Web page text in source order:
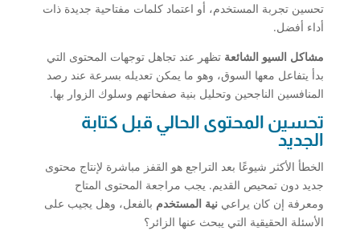
تحسين تجربة المستخدم، أو اعتماد كلمات مفتاحية جديدة ذات
أداء أفضل.
مشاكل السيو الشائعة تظهر عند تجاهل توجهات المحتوى التي
بدأ يتفاعل معها السوق، وهو ما يمكن تعديله بسرعة عند رصد
المنافسين الناجحين وتحليل بنية صفحاتهم وسلوك الزوار بها.
تحسين المحتوى الحالي قبل كتابة
الجديد
الخطأ الأكثر شيوعًا بعد التراجع هو القفز مباشرة لإنتاج محتوى
جديد دون تمحيص القديم. يجب مراجعة المحتوى المتاح
ومعرفة إن كان يراعي نية المستخدم بالفعل، وهل يجيب على
الأسئلة الحقيقية التي يبحث عنها الزائر؟